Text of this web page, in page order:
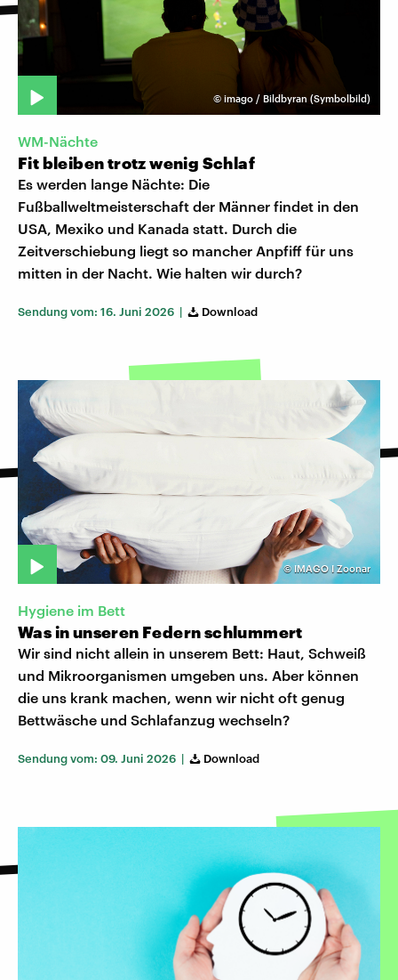
© imago / Bildbyran (Symbolbild)
WM-Nächte
Fit bleiben trotz wenig Schlaf
Es werden lange Nächte: Die
Fußballweltmeisterschaft der Männer findet in den
USA, Mexiko und Kanada statt. Durch die
Zeitverschiebung liegt so mancher Anpfiff für uns
mitten in der Nacht. Wie halten wir durch?
Sendung vom: 16. Juni 2026 | Download
© IMAGO I Zoonar
Hygiene im Bett
Was in unseren Federn schlummert
Wir sind nicht allein in unserem Bett: Haut, Schweiß
und Mikroorganismen umgeben uns. Aber können
die uns krank machen, wenn wir nicht oft genug
Bettwäsche und Schlafanzug wechseln?
Sendung vom: 09. Juni 2026 | Download